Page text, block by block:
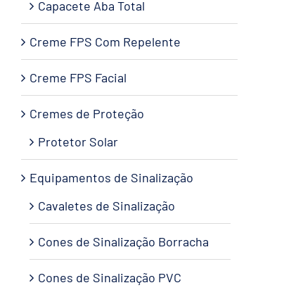
Capacete Aba Total
Creme FPS Com Repelente
Creme FPS Facial
Cremes de Proteção
Protetor Solar
Equipamentos de Sinalização
Cavaletes de Sinalização
Cones de Sinalização Borracha
Cones de Sinalização PVC